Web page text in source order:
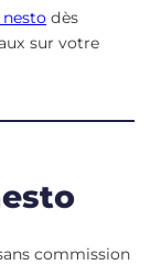
dès
sur votre
commission